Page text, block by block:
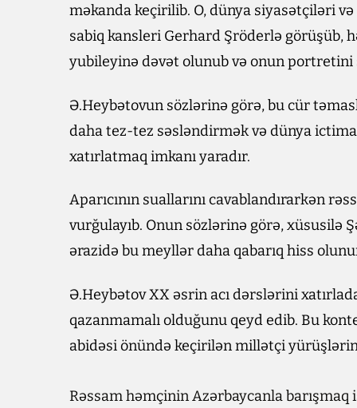
məkanda keçirilib. O, dünya siyasətçiləri
sabiq kansleri Gerhard Şröderlə görüşüb,
yubileyinə dəvət olunub və onun portretini
Ə.Heybətovun sözlərinə görə, bu cür
daha tez-tez səsləndirmək və dünya
xatırlatmaq imkanı yaradır.
Aparıcının suallarını cavablandırarkən
vurğulayıb. Onun sözlərinə görə, xüsusilə
ərazidə bu meyllər daha qabarıq hiss
Ə.Heybətov XX əsrin acı dərslərini
qazanmamalı olduğunu qeyd edib. Bu
abidəsi önündə keçirilən millətçi
Rəssam həmçinin Azərbaycanla